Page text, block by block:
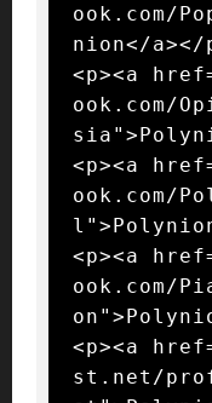
ook.com/
nion</a></
<p><a
ook.com/
<p><a
ook.com/
<p><a
ook.com/
<p><a
st.net/